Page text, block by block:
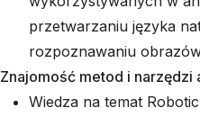
przetwarzaniu języka
rozpoznawaniu
Znajomość metod i narzędzi
Wiedza na temat